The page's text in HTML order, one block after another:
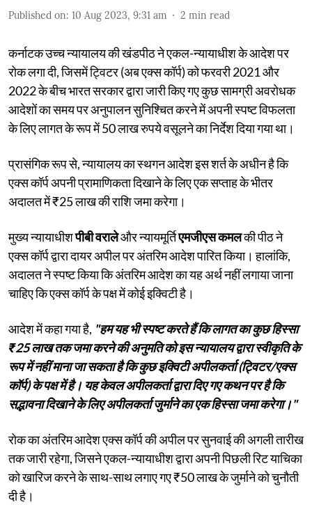
Published on: 10 Aug 2023, 9:31 am 2 min read
कर्नाटक उच्च न्यायालय की खंडपीठ ने एकल-न्यायाधीश के आदेश पर
रोक लगा दी, जिसमें ट्विटर (अब एक्स कॉर्प) को फरवरी 2021 और
2022 के बीच भारत सरकार द्वारा जारी किए गए कुछ सामग्री अवरोधक
आदेशों का समय पर अनुपालन सुनिश्चित करने में अपनी स्पष्ट विफलता
के लिए लागत के रूप में 50 लाख रुपये वसूलने का निर्देश दिया गया था।
प्रासंगिक रूप से, न्यायालय का स्थगन आदेश इस शर्त के अधीन है कि
एक्स कॉर्प अपनी प्रामाणिकता दिखाने के लिए एक सप्ताह के भीतर
अदालत में ₹25 लाख की राशि जमा करेगा।
मुख्य न्यायाधीशपीबी वरालेऔर न्यायमूर्तिएमजीएस कमलकी पीठ ने
एक्स कॉर्प द्वारा दायर अपील पर अंतरिम आदेश पारित किया। हालांकि,
अदालत ने स्पष्ट किया कि अंतरिम आदेश का यह अर्थ नहीं लगाया जाना
चाहिए कि एक्स कॉर्प के पक्ष में कोई इक्विटी है।
आदेश में कहा गया है, "हम यह भी स्पष्ट करते हैं कि लागत का कुछ हिस्सा
₹25 लाख तक जमा करने की अनुमति को इस न्यायालय द्वारा स्वीकृति के
रूप में नहीं माना जा सकता है कि कुछ इक्विटी अपीलकर्ता (ट्विटर/एक्स
कॉर्प) के पक्ष में है। यह केवल अपीलकर्ता द्वारा दिए गए कथन पर है कि
सद्भावना दिखाने के लिए अपीलकर्ता जुर्माने का एक हिस्सा जमा करेगा।"
रोक का अंतरिम आदेश एक्स कॉर्प की अपील पर सुनवाई की अगली तारीख
तक जारी रहेगा, जिसने एकल-न्यायाधीश द्वारा अपनी पिछली रिट याचिका
को खारिज करने के साथ-साथ लगाए गए ₹50 लाख के जुर्माने को चुनौती
दी है।